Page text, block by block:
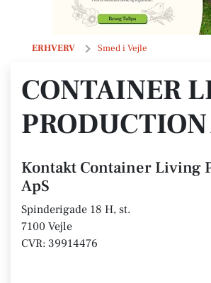
ERHVERV Smed i Vejle
Container Living Production ApS
CONTAINER
PRODUCTION
Kontakt Container Living
ApS
Spinderigade 18 H, st.
7100 Vejle
CVR: 39914476